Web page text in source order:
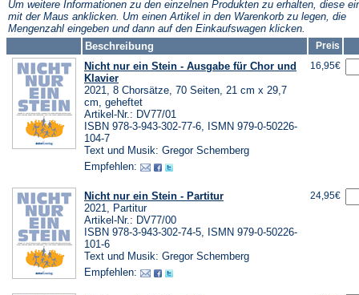
Tab)
Tab)
Um weitere Informationen zu den einzelnen Produkten zu erhalten, diese
mit der Maus anklicken. Um einen Artikel in den Warenkorb zu legen, die
Mengenzahl eingeben und dann auf den Einkaufswagen klicken.
Beschreibung
Preis
Nicht nur ein Stein - Ausgabe für Chor und
Klavier
2021, 8 Chorsätze, 70 Seiten, 21 cm x 29,7
cm, geheftet
Artikel-Nr.: DV77/01
ISBN 978-3-943-302-77-6, ISMN 979-0-50226-
104-7
Text und Musik: Gregor Schemberg
Empfehlen:
16,95€
Nicht nur ein Stein - Partitur
2021, Partitur
Artikel-Nr.: DV77/00
ISBN 978-3-943-302-74-5, ISMN 979-0-50226-
101-6
Text und Musik: Gregor Schemberg
Empfehlen:
24,95€